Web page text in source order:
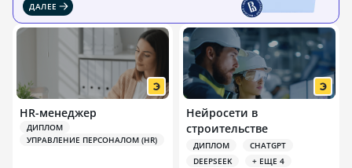
ДАЛЕЕ
HR-менеджер
ДИПЛОМ
УПРАВЛЕНИЕ ПЕРСОНАЛОМ (HR)
Нейросети в
строительстве
ДИПЛОМ
CHATGPT
DEEPSEEK
+ ЕЩЕ 4